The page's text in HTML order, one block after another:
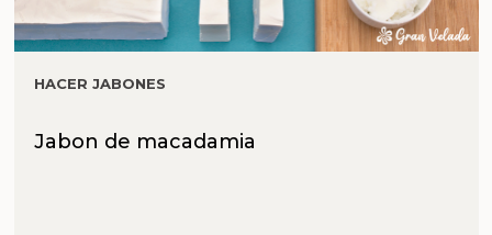
HACER JABONES
Jabon de macadamia